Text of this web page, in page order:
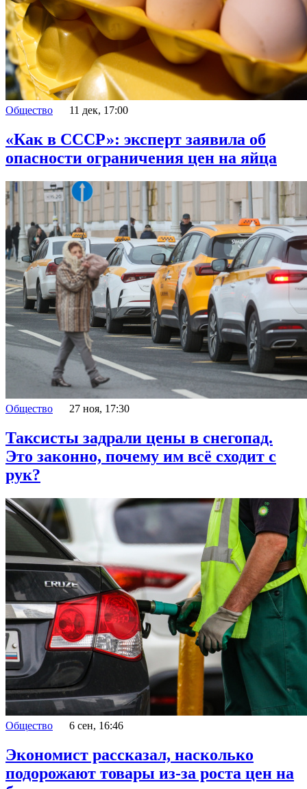
Общество 11 дек, 17:00
«Как в СССР»: эксперт заявила об
опасности ограничения цен на яйца
Общество 27 ноя, 17:30
Таксисты задрали цены в снегопад.
Это законно, почему им всё сходит с
рук?
Общество 6 сен, 16:46
Экономист рассказал, насколько
подорожают товары из-за роста цен на